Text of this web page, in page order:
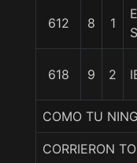
612 8 1
618 9 2
COMO TU
CORRIERON